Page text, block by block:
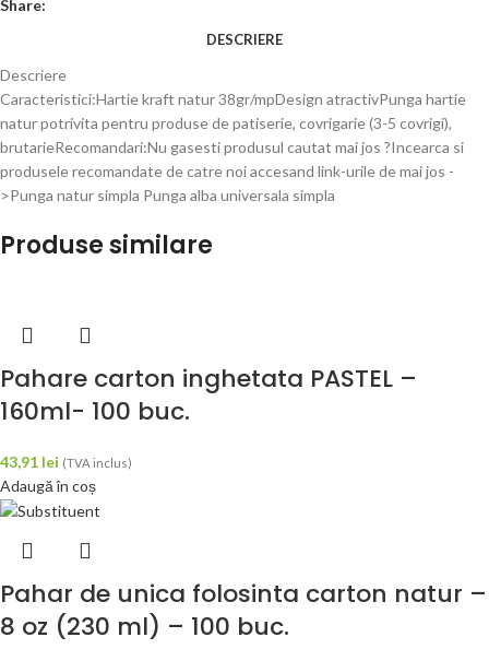
Share:
DESCRIERE
Descriere
Caracteristici:Hartie kraft natur 38gr/mpDesign atractivPunga hartie
natur potrivita pentru produse de patiserie, covrigarie (3-5 covrigi),
brutarieRecomandari:Nu gasesti produsul cautat mai jos ?Incearca si
produsele recomandate de catre noi accesand link-urile de mai jos -
>Punga natur simpla Punga alba universala simpla
Produse similare
Pahare carton inghetata PASTEL –
160ml- 100 buc.
43,91 lei (TVA inclus)
Adaugă în coș
Pahar de unica folosinta carton natur –
8 oz (230 ml) – 100 buc.